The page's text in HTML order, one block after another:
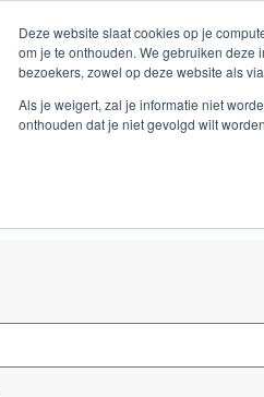
Deze website slaat cookies op je
om je te onthouden. We gebruiken deze
bezoekers, zowel op deze website als
Als je weigert, zal je informatie niet
onthouden dat je niet gevolgd wilt